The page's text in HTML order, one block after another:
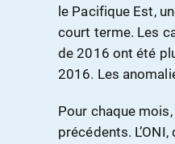
le Pacifique Est,
court terme. Les
de 2016 ont été
2016. Les
Pour chaque
précédents.